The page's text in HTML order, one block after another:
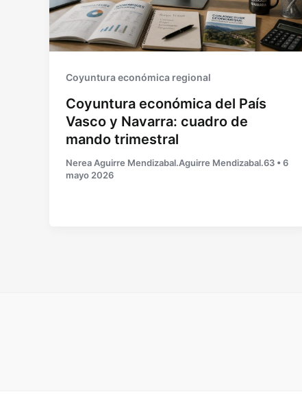
Coyuntura económica regional
Coyuntura económica del País
Vasco y Navarra: cuadro de
mando trimestral
Nerea Aguirre Mendizabal.Aguirre Mendizabal.63 •6
mayo 2026